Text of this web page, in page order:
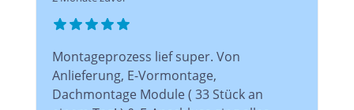
Montageprozess lief super. Von
Anlieferung, E-Vormontage,
Dachmontage Module ( 33 Stück an